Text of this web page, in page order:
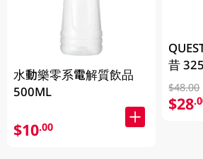
水動樂零系電解質飲品
500ML
$10.00
昔
$48.00
$28